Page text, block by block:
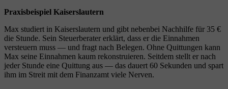
Praxisbeispiel Kaiserslautern
Max studiert in Kaiserslautern und gibt nebenbei Nachhilfe für 35 €
die Stunde. Sein Steuerberater erklärt, dass er die Einnahmen
versteuern muss — und fragt nach Belegen. Ohne Quittungen kann
Max seine Einnahmen kaum rekonstruieren. Seitdem stellt er nach
jeder Stunde eine Quittung aus — das dauert 60 Sekunden und spart
ihm im Streit mit dem Finanzamt viele Nerven.